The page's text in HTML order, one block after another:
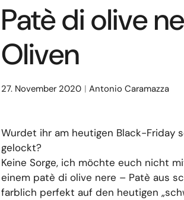
Patè di olive
Oliven
27. November 2020 Antonio Caramazza
Wurdet ihr am heutigen Black-Friday
gelockt?
Keine Sorge, ich möchte euch nicht
einem patè di olive nere – Patè aus
farblich perfekt auf den heutigen